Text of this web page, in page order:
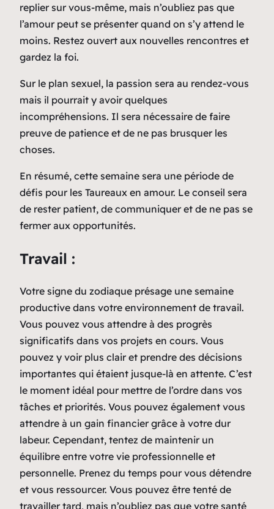
replier sur vous-même, mais n’oubliez pas que
l’amour peut se présenter quand on s’y attend le
moins. Restez ouvert aux nouvelles rencontres et
gardez la foi.
Sur le plan sexuel, la passion sera au rendez-vous
mais il pourrait y avoir quelques
incompréhensions. Il sera nécessaire de faire
preuve de patience et de ne pas brusquer les
choses.
En résumé, cette semaine sera une période de
défis pour les Taureaux en amour. Le conseil sera
de rester patient, de communiquer et de ne pas se
fermer aux opportunités.
Travail :
Votre signe du zodiaque présage une semaine
productive dans votre environnement de travail.
Vous pouvez vous attendre à des progrès
significatifs dans vos projets en cours. Vous
pouvez y voir plus clair et prendre des décisions
importantes qui étaient jusque-là en attente. C’est
le moment idéal pour mettre de l’ordre dans vos
tâches et priorités. Vous pouvez également vous
attendre à un gain financier grâce à votre dur
labeur. Cependant, tentez de maintenir un
équilibre entre votre vie professionnelle et
personnelle. Prenez du temps pour vous détendre
et vous ressourcer. Vous pouvez être tenté de
travailler tard, mais n’oubliez pas que votre santé